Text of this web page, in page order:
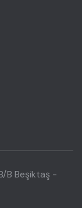
B Beşiktaş -